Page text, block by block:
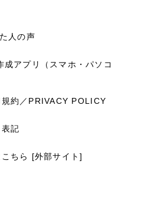
人の声
アプリ（スマホ・パソコ
約／PRIVACY POLICY
記
ちら [外部サイト]